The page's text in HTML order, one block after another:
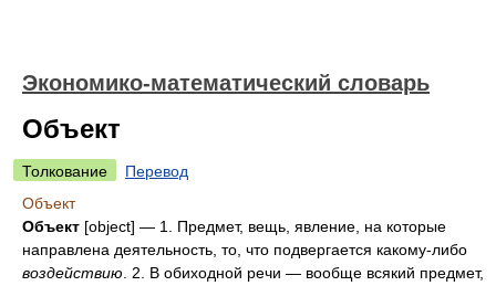
Экономико-математический словарь
Объект
Толкование
Перевод
Объект
Объект [object] — 1. Предмет, вещь, явление, на которые
направлена деятельность, то, что подвергается какому-либо
воздействию . 2. В обиходной речи — вообще всякий предмет,